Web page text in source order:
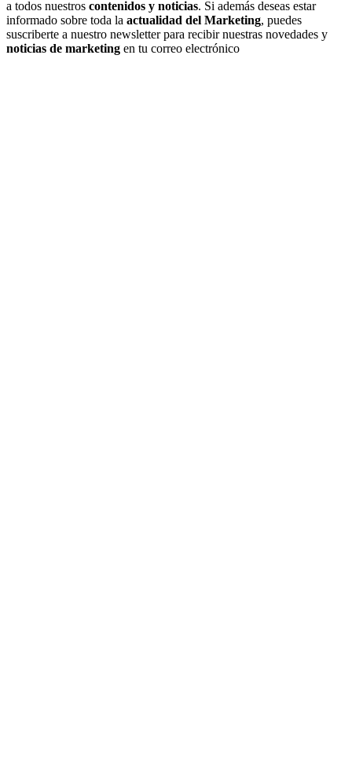
a todos nuestros contenidos y noticias. Si además deseas estar
informado sobre toda la actualidad del Marketing, puedes
suscriberte a nuestro newsletter para recibir nuestras novedades y
noticias de marketing en tu correo electrónico